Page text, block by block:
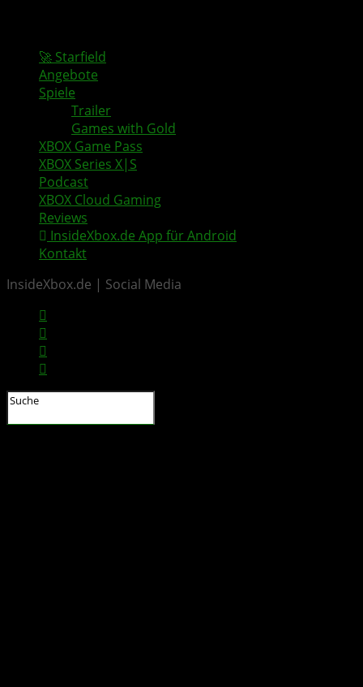
🚀 Starfield
Angebote
Spiele
Trailer
Games with Gold
XBOX Game Pass
XBOX Series X|S
Podcast
XBOX Cloud Gaming
Reviews
InsideXbox.de App für Android
Kontakt
InsideXbox.de | Social Media